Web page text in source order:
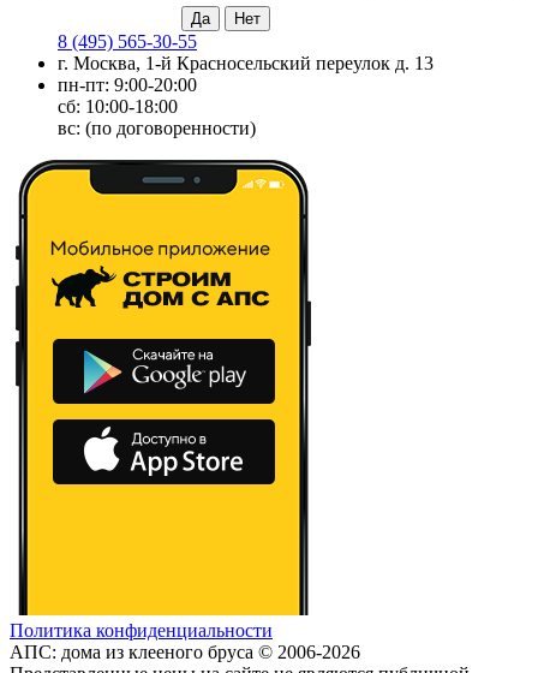
8 (495) 565-30-55
г. Москва, 1-й Красносельский переулок д. 13
пн-пт: 9:00-20:00
сб: 10:00-18:00
вс: (по договоренности)
Политика конфиденциальности
АПС: дома из клееного бруса © 2006-2026